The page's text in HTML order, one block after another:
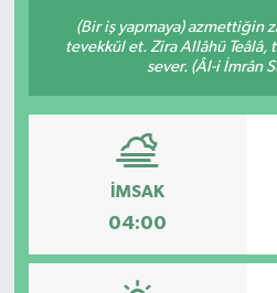
(Bir iş yapmaya) azmettiğin
tevekkül et. Zira Allâhü Teâlâ,
sever. (Âl-i İmrân
İMSAK
04:00